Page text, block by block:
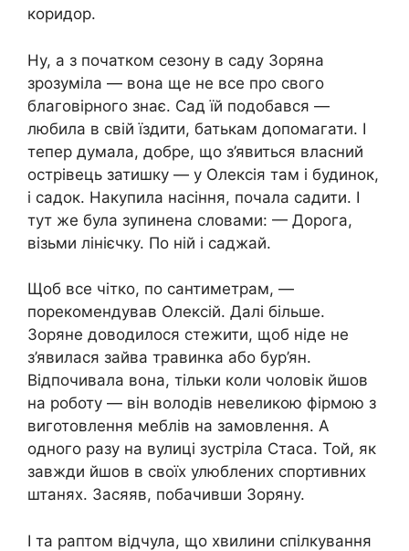
коридор.
Ну, а з початком сезону в саду Зоряна
зрозуміла — вона ще не все про свого
благовірного знає. Сад їй подобався —
любила в свій їздити, батькам допомагати. І
тепер думала, добре, що з’явиться власний
острівець затишку — у Олексія там і будинок,
і садок. Накупила насіння, почала садити. І
тут же була зупинена словами: — Дорога,
візьми лінієчку. По ній і саджай.
Щоб все чітко, по сантиметрам, —
порекомендував Олексій. Далі більше.
Зоряне доводилося стежити, щоб ніде не
з’явилася зайва травинка або бур’ян.
Відпочивала вона, тільки коли чоловік йшов
на роботу — він володів невеликою фірмою з
виготовлення меблів на замовлення. А
одного разу на вулиці зустріла Стаса. Той, як
завжди йшов в своїх улюблених спортивних
штанях. Засяяв, побачивши Зоряну.
І та раптом відчула, що хвилини спілкування